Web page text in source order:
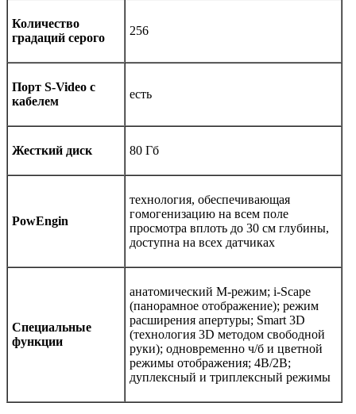
Количество
градаций серого
256
Порт S-Video с
кабелем
есть
Жесткий диск 80 Гб
PowEngin
технология, обеспечивающая
гомогенизацию на всем поле
просмотра вплоть до 30 см глубины,
доступна на всех датчиках
Специальные
функции
анатомический М-режим; i-Scape
(панорамное отображение); режим
расширения апертуры; Smart 3D
(технология 3D методом свободной
руки); одновременно ч/б и цветной
режимы отображения; 4В/2В;
дуплексный и триплексный режимы